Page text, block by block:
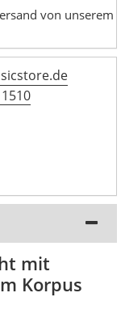
von unserem
mit
Korpus